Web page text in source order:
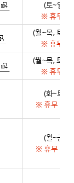
(토~일)
※ 휴무 :
(월~목, 토~
※ 휴무 :
(월~목, 토~
※ 휴무 :
(화~토)
※ 휴무 : 일,
(월~금)
※ 휴무 : 토,